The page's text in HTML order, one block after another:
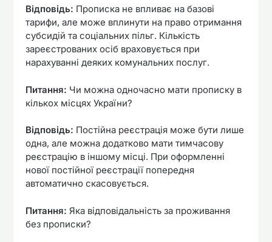
Відповідь: Прописка не впливає на базові
тарифи, але може вплинути на право отримання
субсидій та соціальних пільг. Кількість
зареєстрованих осіб враховується при
нарахуванні деяких комунальних послуг.
Питання: Чи можна одночасно мати прописку в
кількох місцях України?
Відповідь: Постійна реєстрація може бути лише
одна, але можна додатково мати тимчасову
реєстрацію в іншому місці. При оформленні
нової постійної реєстрації попередня
автоматично скасовується.
Питання: Яка відповідальність за проживання
без прописки?